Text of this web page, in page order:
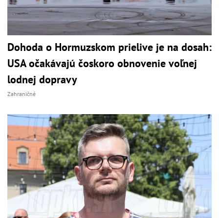
Dohoda o Hormuzskom prielive je na dosah:
USA očakávajú čoskoro obnovenie voľnej
lodnej dopravy
Zahraničné